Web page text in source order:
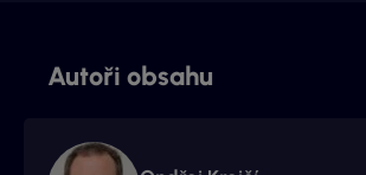
Autoři obsahu